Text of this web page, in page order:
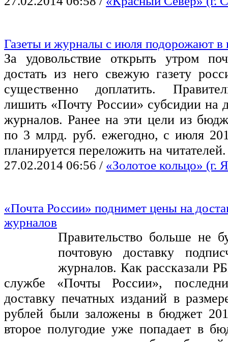
Газеты и журналы с июля подорожают в
За удовольствие открыть утром
достать из него свежую газету
существенно доплатить.
лишить «Почту России» субсидии на
журналов. Ранее на эти цели из
по 3 млрд. руб. ежегодно, с июля
планируется переложить на читателей.
27.02.2014 06:56 / «Золотое кольцо» (г.
«Почта России» поднимет цены на
журналов
Правительство больше не
почтовую доставку
журналов. Как рассказали
службе «Почты России»,
доставку печатных изданий в
рублей были заложены в бюджет
второе полугодие уже попадает в